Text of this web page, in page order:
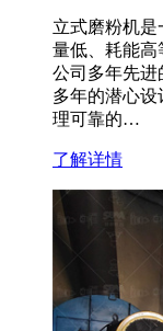
立式磨粉机
量低、耗能高
公司多年先进
多年的潜心
理可靠的…
了解详情